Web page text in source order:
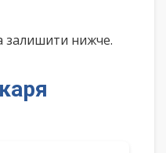
залишити нижче.